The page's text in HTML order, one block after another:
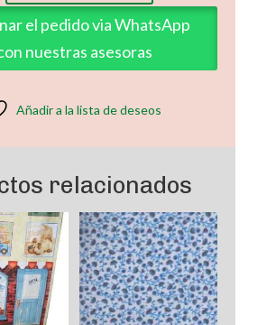
el pedido via WhatsApp
nuestras asesoras
Añadir a la lista de deseos
relacionados